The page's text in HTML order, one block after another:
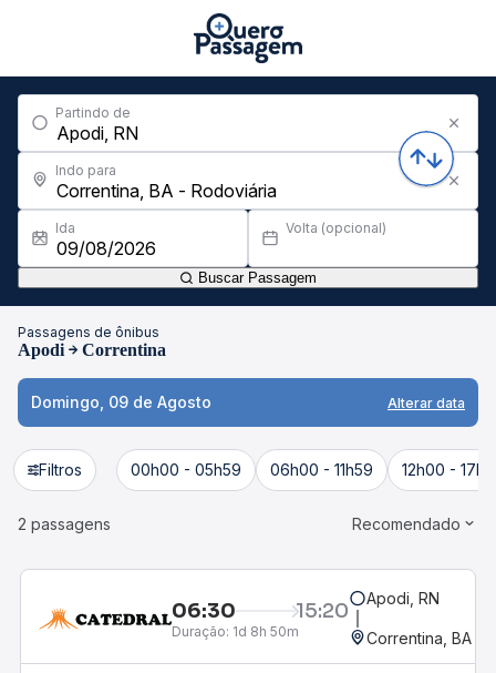
Partindo de
Indo para
Ida Volta (opcional)
Buscar Passagem
Passagens de ônibus
Apodi Correntina
Domingo, 09 de Agosto Alterar data
Filtros 00h00 - 05h59 06h00 - 11h59 12h00 -
2 passagens Recomendado
06:30 15:20
Duração: 1d 8h 50m
Apodi, RN
Correntina, BA -